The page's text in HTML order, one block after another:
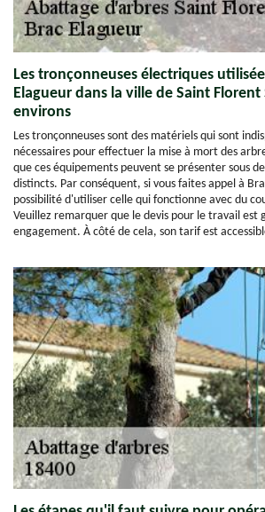
Les tronçonneuses électriques
Elagueur dans la ville de Saint Florent
environs
Les tronçonneuses sont des matériels qui sont
nécessaires pour effectuer la mise à mort des
que ces équipements peuvent se présenter sous
distincts. Par conséquent, si vous faites appel à
possibilité d'utiliser celle qui fonctionne avec du
Veuillez remarquer que le devis pour le travail est
engagement. À côté de cela, son tarif est